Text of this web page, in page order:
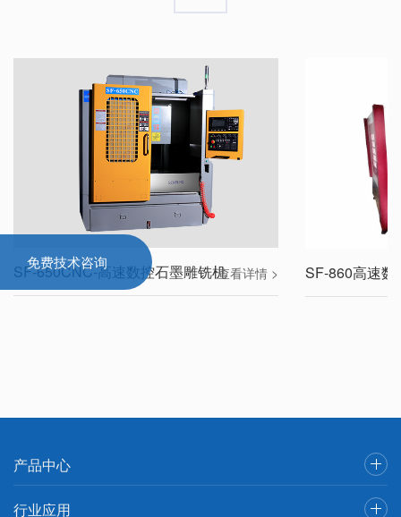
SF-650CNC-高速数控石墨雕铣机查看详情 > SF-860高速数
免费技术咨询
产品中心
行业应用